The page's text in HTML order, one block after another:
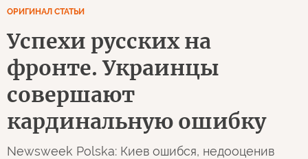
ОРИГИНАЛ СТАТЬИ
Успехи русских на
фронте. Украинцы
совершают
кардинальную ошибку
Newsweek Polska: Киев ошибся, недооценив